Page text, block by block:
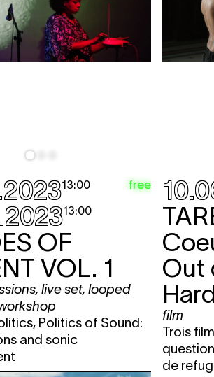
It
18:00
Erika
Erika
Erika
river
18:00 -
23:00
film ,
19:00 film
by Erika
20:00
looped
von
20:00 film,
13:00
13:00
free
OF
VOL. 1
, live set, looped
Politics of Sound:
and sonic
Out
film
Trois
de